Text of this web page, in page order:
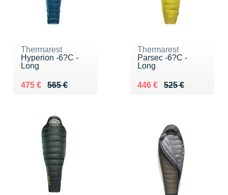
Thermarest
Hyperion -6?C -
Long
565 €
Au lieu de 565 €
475 €
Vendu 475 €
Thermarest
Parsec -6?C -
Long
525 €
Au lieu de 525 €
446 €
Vendu 446 €